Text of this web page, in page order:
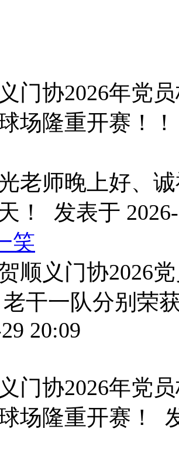
门协2026年党
场隆重开赛！
老师晚上好、
！ 发表于
笑
顺义门协2026
老干一队分别荣
20:09
门协2026年党
场隆重开赛！